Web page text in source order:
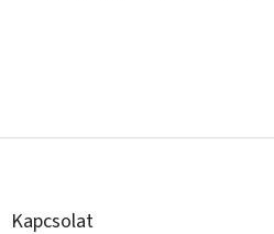
L
Kapcsolat